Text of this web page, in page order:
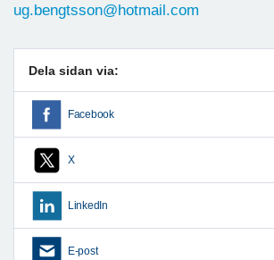
ug.bengtsson@hotmail.com
Dela sidan via:
Facebook
X
LinkedIn
E-post